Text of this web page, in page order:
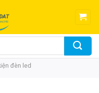
đèn led